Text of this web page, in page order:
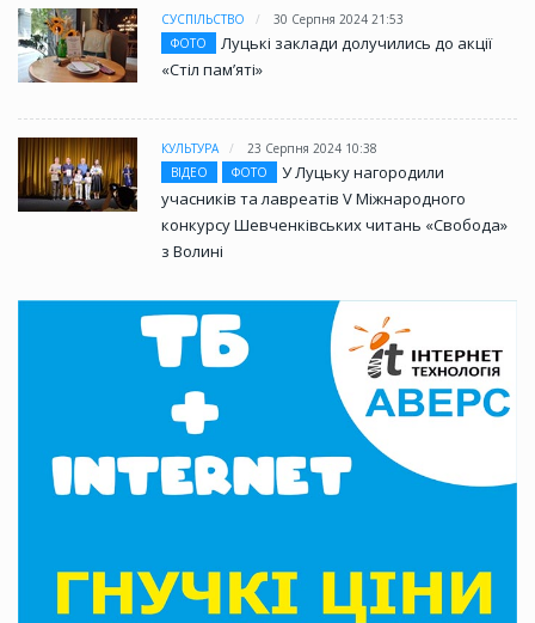
СУСПІЛЬСТВО
30 Серпня 2024 21:53
ФОТО
Луцькі заклади долучились до акції
«Стіл памʼяті»
КУЛЬТУРА
23 Серпня 2024 10:38
ВІДЕО
ФОТО
У Луцьку нагородили
учасників та лавреатів V Міжнародного
конкурсу Шевченківських читань «Свобода»
з Волині